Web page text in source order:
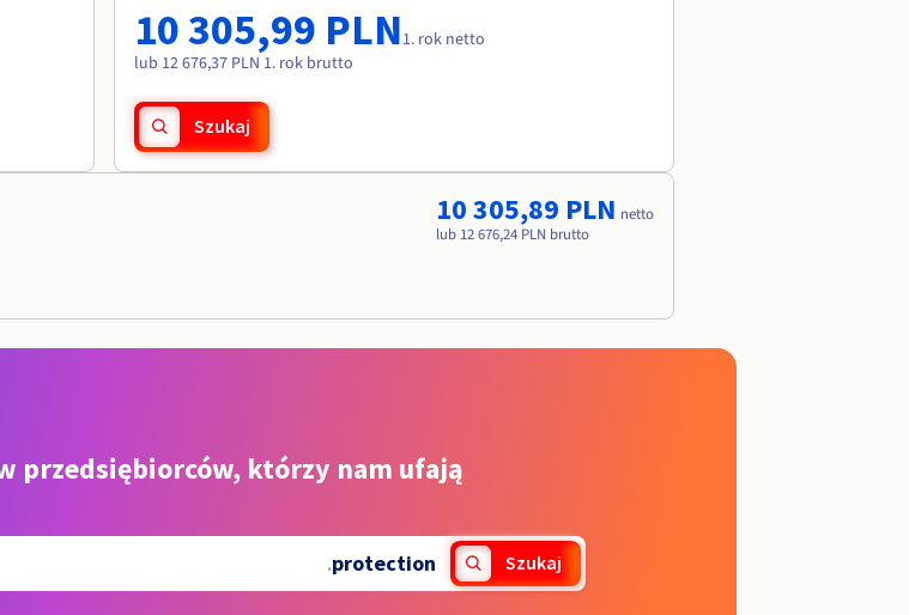
10 305,99 PLN1. rok netto
lub 12 676,37 PLN 1. rok brutto
Szukaj
10 305,89 PLN netto
lub 12 676,24 PLN brutto
przedsiębiorców, którzy nam ufają
.protection Szukaj